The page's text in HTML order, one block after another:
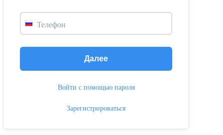
Телефон
Далее
Войти с помощью пароля
Зарегистрироваться